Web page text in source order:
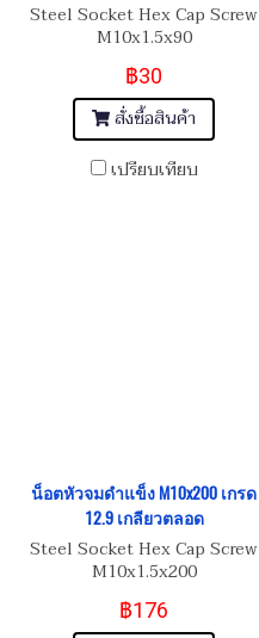
Steel Socket Hex Cap Screw
M10x1.5x90
฿30
สั่งซื้อสินค้า
เปรียบเทียบ
น็อตหัวจมดำแข็ง M10x200 เกรด
12.9 เกลียวตลอด
Steel Socket Hex Cap Screw
M10x1.5x200
฿176